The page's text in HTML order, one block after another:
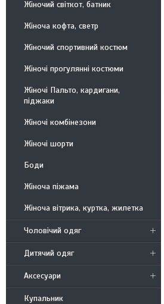
Жіночий світкот, батник
Жіноча кофта, светр
Жіночий спортивний костюм
Жіночі прогулянні костюми
Жіночі Пальто, кардигани,
піджаки
Жіночі комбінезони
Жіночі шорти
Боди
Жіноча піжама
Жіноча вітрика, куртка, жилетка
Чоловічий одяг
Дитячий одяг
Аксесуари
Купальник